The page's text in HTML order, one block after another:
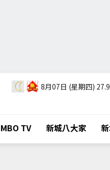
8月07日 (星期四)
MBO TV 新城八大家